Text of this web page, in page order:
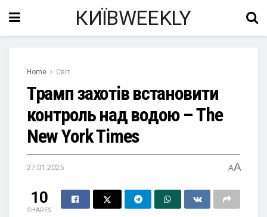
КИЇВWEEKLY
Home Світ
Трамп захотів встановити
контроль над водою – The
New York Times
27.01.2025 AA
10
SHARES